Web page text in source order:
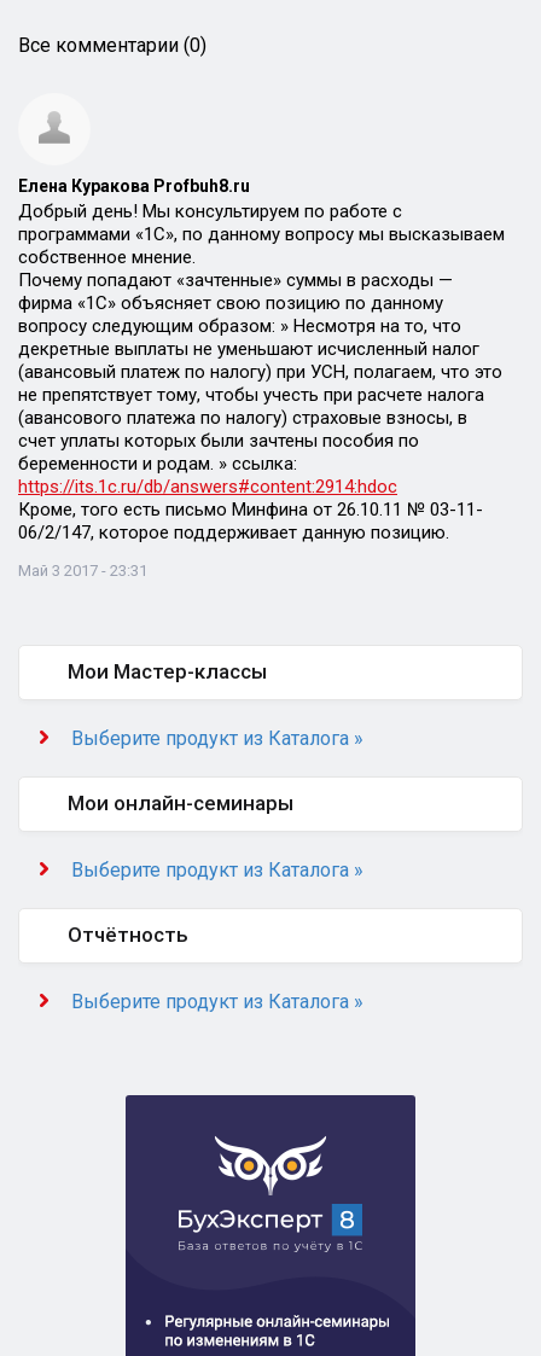
Все комментарии (0)
Елена Куракова Profbuh8.ru
Добрый день! Мы консультируем по работе с
программами «1С», по данному вопросу мы высказываем
собственное мнение.
Почему попадают «зачтенные» суммы в расходы —
фирма «1С» объясняет свою позицию по данному
вопросу следующим образом: » Несмотря на то, что
декретные выплаты не уменьшают исчисленный налог
(авансовый платеж по налогу) при УСН, полагаем, что это
не препятствует тому, чтобы учесть при расчете налога
(авансового платежа по налогу) страховые взносы, в
счет уплаты которых были зачтены пособия по
беременности и родам. » ссылка:
https://its.1c.ru/db/answers#content:2914:hdoc
Кроме, того есть письмо Минфина от 26.10.11 № 03-11-
06/2/147, которое поддерживает данную позицию.
Май 3 2017 - 23:31
Мои Мастер-классы
Выберите продукт из Каталога »
Мои онлайн-семинары
Выберите продукт из Каталога »
Отчётность
Выберите продукт из Каталога »